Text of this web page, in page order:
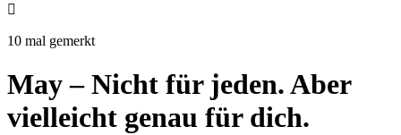

10 mal gemerkt
May – Nicht für jeden. Aber
vielleicht genau für dich.